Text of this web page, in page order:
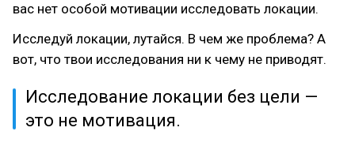
вас нет особой мотивации исследовать локации.
Исследуй локации, лутайся. В чем же проблема? А
вот, что твои исследования ни к чему не приводят.
Исследование локации без цели —
это не мотивация.